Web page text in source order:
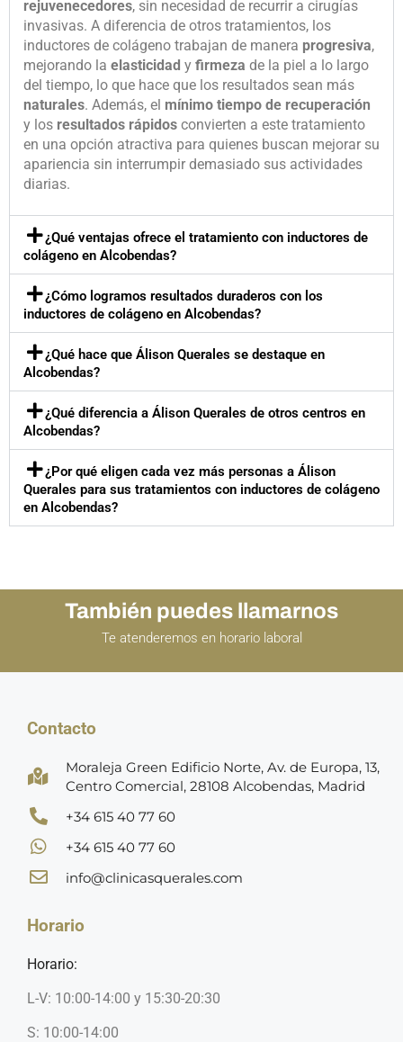
rejuvenecedores, sin necesidad de recurrir a cirugías
invasivas. A diferencia de otros tratamientos, los
inductores de colágeno trabajan de manera progresiva,
mejorando la elasticidad y firmeza de la piel a lo largo
del tiempo, lo que hace que los resultados sean más
naturales. Además, el mínimo tiempo de recuperación
y los resultados rápidos convierten a este tratamiento
en una opción atractiva para quienes buscan mejorar su
apariencia sin interrumpir demasiado sus actividades
diarias.
¿Qué ventajas ofrece el tratamiento con inductores de
colágeno en Alcobendas?
¿Cómo logramos resultados duraderos con los
inductores de colágeno en Alcobendas?
¿Qué hace que Álison Querales se destaque en
Alcobendas?
¿Qué diferencia a Álison Querales de otros centros en
Alcobendas?
¿Por qué eligen cada vez más personas a Álison
Querales para sus tratamientos con inductores de colágeno
en Alcobendas?
También puedes llamarnos
Te atenderemos en horario laboral
Contacto
Moraleja Green Edificio Norte, Av. de Europa, 13,
Centro Comercial, 28108 Alcobendas, Madrid
+34 615 40 77 60
+34 615 40 77 60
info@clinicasquerales.com
Horario
Horario:
L-V: 10:00-14:00 y 15:30-20:30
S: 10:00-14:00